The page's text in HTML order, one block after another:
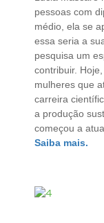
pessoas com
médio, ela se
essa seria a
pesquisa um
contribuir.
mulheres que
carreira
a produção
começou a
Saiba mais.